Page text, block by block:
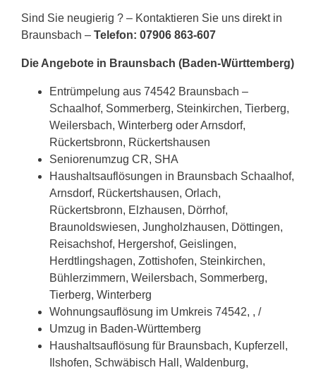
Sind Sie neugierig ? – Kontaktieren Sie uns direkt in
Braunsbach – Telefon: 07906 863-607
Die Angebote in Braunsbach (Baden-Württemberg)
Entrümpelung aus 74542 Braunsbach –
Schaalhof, Sommerberg, Steinkirchen, Tierberg,
Weilersbach, Winterberg oder Arnsdorf,
Rückertsbronn, Rückertshausen
Seniorenumzug CR, SHA
Haushaltsauflösungen in Braunsbach Schaalhof,
Arnsdorf, Rückertshausen, Orlach,
Rückertsbronn, Elzhausen, Dörrhof,
Braunoldswiesen, Jungholzhausen, Döttingen,
Reisachshof, Hergershof, Geislingen,
Herdtlingshagen, Zottishofen, Steinkirchen,
Bühlerzimmern, Weilersbach, Sommerberg,
Tierberg, Winterberg
Wohnungsauflösung im Umkreis 74542, , /
Umzug in Baden-Württemberg
Haushaltsauflösung für Braunsbach, Kupferzell,
Ilshofen, Schwäbisch Hall, Waldenburg,